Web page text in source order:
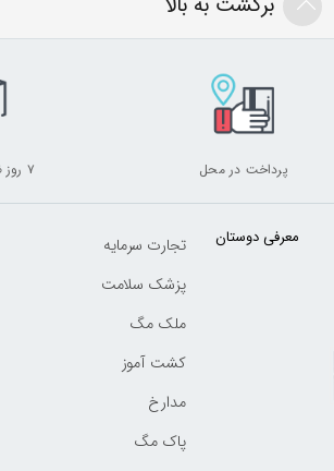
پرداخت در محل ۷ روز ضمانت بازگشت
معرفی دوستان
تجارت سرمایه
پزشک سلامت
ملک مگ
کشت آموز
مدارخ
پاک مگ